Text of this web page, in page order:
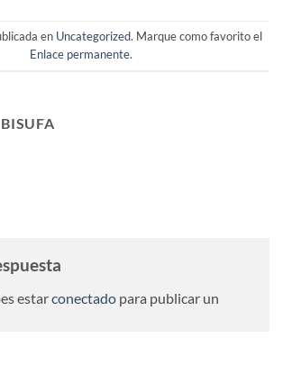
en Uncategorized. Marque como favorito el
Enlace permanente.
BISUFA
estarconectado para publicar un